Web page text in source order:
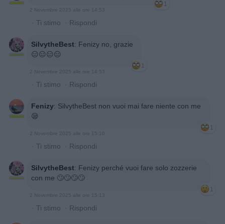
1
2 Novembre 2025 alle ore 14:53
· Ti stimo · Rispondi
SilvytheBest: Fenizy no, grazie
😑😑😑😑
1
2 Novembre 2025 alle ore 14:53
· Ti stimo · Rispondi
Fenizy: SilvytheBest non vuoi mai fare niente con me
😪
1
2 Novembre 2025 alle ore 15:10
· Ti stimo · Rispondi
SilvytheBest: Fenizy perché vuoi fare solo zozzerie
con me 🙄🙄🙄🙄
1
2 Novembre 2025 alle ore 15:13
· Ti stimo · Rispondi